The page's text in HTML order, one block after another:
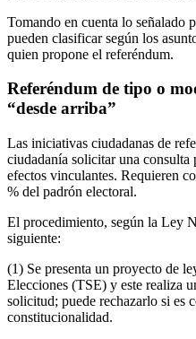
Tomando en cuenta lo señalado
pueden clasificar según los
quien propone el referéndum.
Referéndum de tipo o
“desde arriba”
Las iniciativas ciudadanas de
ciudadanía solicitar una
efectos vinculantes. Requieren
% del padrón electoral.
El procedimiento, según la Ley
siguiente:
(1) Se presenta un proyecto de
Elecciones (TSE) y este realiza
solicitud; puede rechazarlo si es
constitucionalidad.